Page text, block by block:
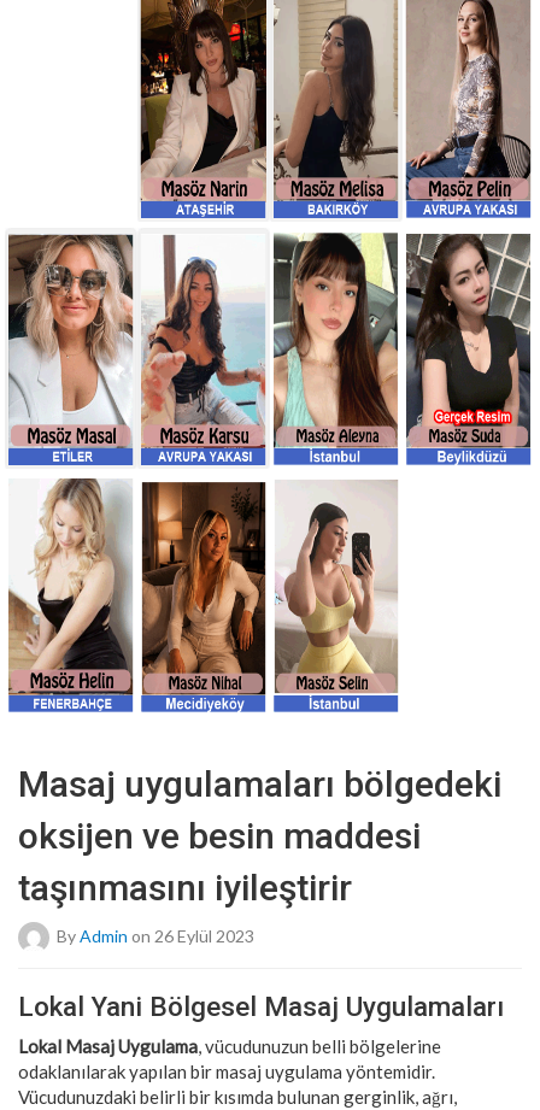
Masaj uygulamaları bölgedeki
oksijen ve besin maddesi
taşınmasını iyileştirir
ByAdmin on 26 Eylül 2023
Lokal Yani Bölgesel Masaj Uygulamaları
Lokal Masaj Uygulama, vücudunuzun belli bölgelerine
odaklanılarak yapılan bir masaj uygulama yöntemidir.
Vücudunuzdaki belirli bir kısımda bulunan gerginlik, ağrı,